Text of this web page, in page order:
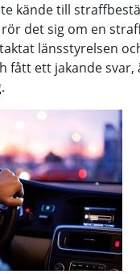
kände till
det sig om en
länsstyrelsen
fått ett jakande